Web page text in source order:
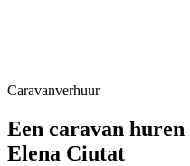
Caravanverhuur
Een caravan huren
Elena Ciutat